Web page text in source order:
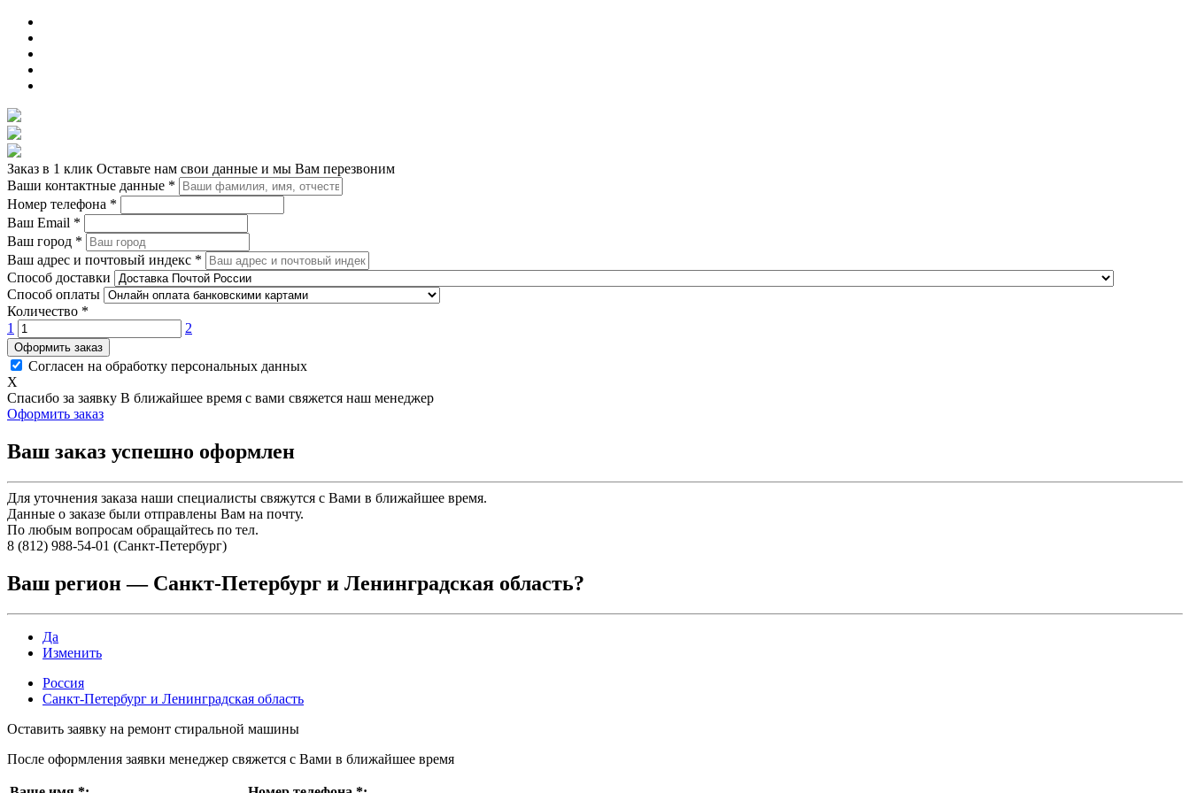
Заказ в 1 клик Оставьте нам свои данные и мы Вам перезвоним
Ваши контактные данные *
Номер телефона *
Ваш Email *
Ваш город *
Ваш адрес и почтовый индекс *
Способ доставки
Способ оплаты
Количество *
1
2
Оформить заказ
Согласен на обработку персональных данных
X
Спасибо за заявку В ближайшее время с вами свяжется наш менеджер
Оформить заказ
Ваш заказ успешно оформлен
Для уточнения заказа наши специалисты свяжутся с Вами в ближайшее время.
Данные о заказе были отправлены Вам на почту.
По любым вопросам обращайтесь по тел.
8 (812) 988-54-01 (Санкт-Петербург)
Ваш регион — Санкт-Петербург и Ленинградская область?
Да
Изменить
Россия
Санкт-Петербург и Ленинградская область
Оставить заявку на ремонт стиральной машины
После оформления заявки менеджер свяжется с Вами в ближайшее время